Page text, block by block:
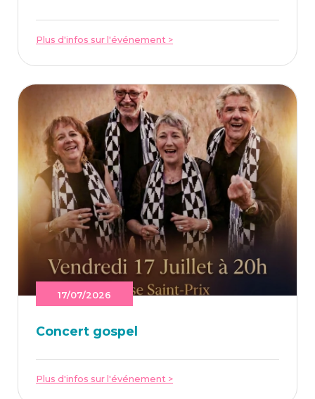
Plus d'infos sur l'événement >
17/07/2026
Concert gos­pel
Plus d'infos sur l'événement >